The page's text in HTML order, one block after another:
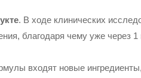
. В ходе клинических
благодаря чему уже через
входят новые